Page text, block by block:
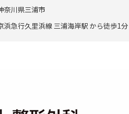
奈川県三浦市
浜急行久里浜線 三浦海岸駅 から徒歩1分